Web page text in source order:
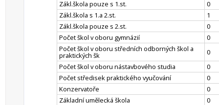
Zákl.škola pouze s 1.st.
0
Zákl.škola s 1.a 2.st.
1
Zákl.škola pouze s 2.st.
0
Počet škol v oboru gymnázií
0
Počet škol v oboru středních odborných škol a
praktických šk
0
Počet škol v oboru nástavbového studia
0
Počet středisek praktického vyučování
0
Konzervatoře
0
Základní umělecká škola
0